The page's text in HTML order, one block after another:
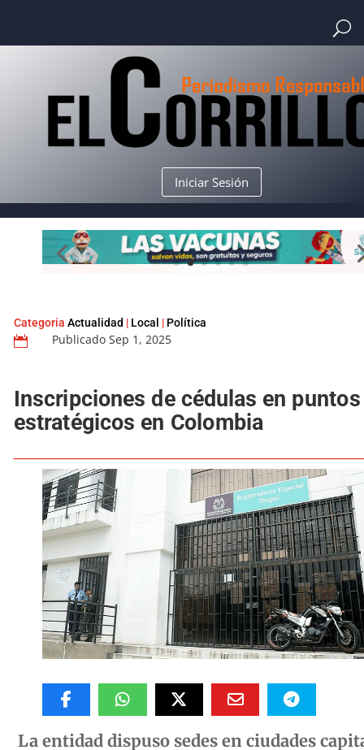
Iniciar Sesión
 Publicado Sep 1, 2025
Inscripciones de cédulas en puntos
estratégicos en Colombia
La entidad dispuso sedes en ciudades